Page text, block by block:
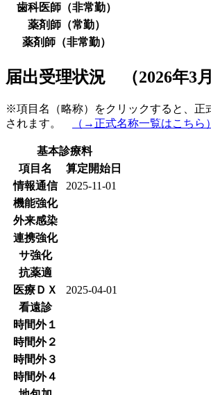
歯科医師（非常勤）
薬剤師（常勤）
薬剤師（非常勤）
届出受理状況 （2026年3月
※項目名（略称）をクリックすると、正
されます。
（→正式名称一覧はこちら）
基本診療料
項目名
算定開始日
情報通信
2025-11-01
機能強化
外来感染
連携強化
サ強化
抗薬適
医療ＤＸ
2025-04-01
看遠診
時間外１
時間外２
時間外３
時間外４